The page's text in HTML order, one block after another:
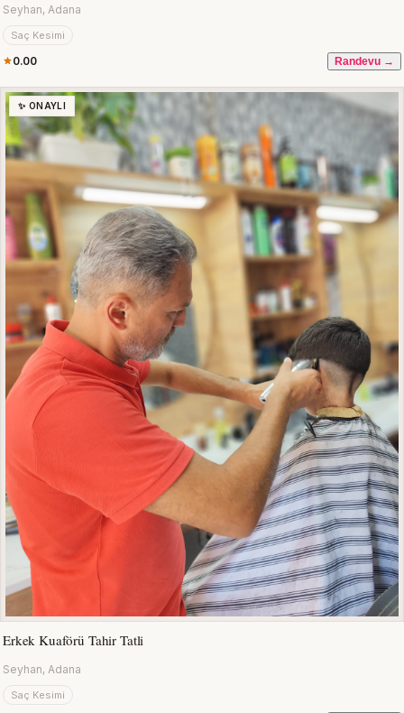
Seyhan, Adana
Saç Kesimi
0.00 Randevu →
✨ ONAYLI
Erkek Kuaförü Tahir Tatli
Seyhan, Adana
Saç Kesimi